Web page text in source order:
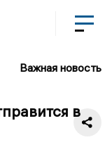
Важная новость
в